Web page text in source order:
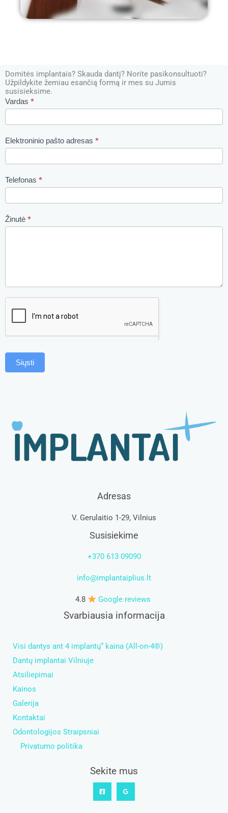
Domitės implantais? Skauda dantį? Norite pasikonsultuoti?
Užpildykite žemiau esančią formą ir mes su Jumis
susisieksime.
Parašyk
Vardas *
Elektroninio pašto adresas *
Telefonas *
Žinutė *
Siųsti
Adresas
V. Gerulaitio 1-29, Vilnius
Susisiekime
+370 613 09090
info@implantaiplius.lt
4.8 Google reviews
Svarbiausia informacija
Visi dantys ant 4 implantų“ kaina (All-on-4®)
Dantų implantai Vilniuje
Atsiliepimai
Kainos
Galerija
Kontaktai
Odontologijos Straipsniai
Privatumo politika
Sekite mus